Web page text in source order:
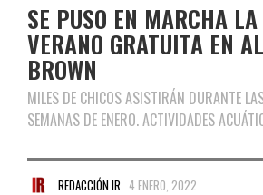
SE PUSO EN MARCHA
VERANO GRATUITA EN
BROWN
MILES DE CHICOS ASISTIRÁN DURANTE
SEMANAS DE ENERO. ACTIVIDADES
REDACCIÓN IR 4 ENERO, 2022